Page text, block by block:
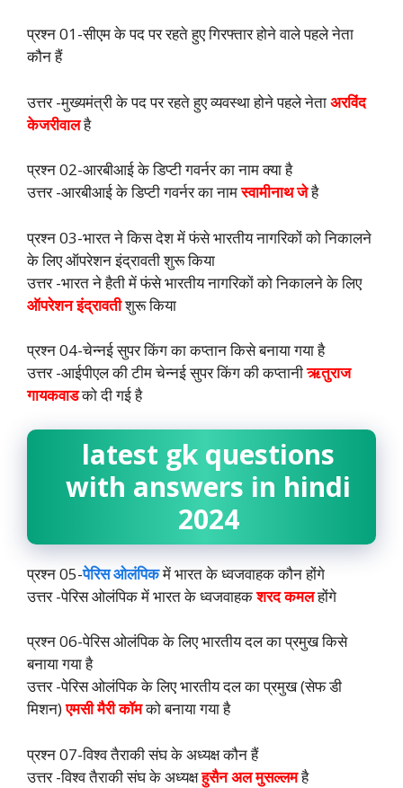
प्रश्न 01-सीएम के पद पर रहते हुए गिरफ्तार होने वाले पहले नेता
कौन हैं
उत्तर -मुख्यमंत्री के पद पर रहते हुए व्यवस्था होने पहले नेताअरविंद
केजरीवालहै
प्रश्न 02-आरबीआई के डिप्टी गवर्नर का नाम क्या है
उत्तर -आरबीआई के डिप्टी गवर्नर का नामस्वामीनाथ जेहै
प्रश्न 03-भारत ने किस देश में फंसे भारतीय नागरिकों को निकालने
के लिए ऑपरेशन इंद्रावती शुरू किया
उत्तर -भारत ने हैती में फंसे भारतीय नागरिकों को निकालने के लिए
ऑपरेशन इंद्रावतीशुरू किया
प्रश्न 04-चेन्नई सुपर किंग का कप्तान किसे बनाया गया है
उत्तर -आईपीएल की टीम चेन्नई सुपर किंग की कप्तानीऋतुराज
गायकवाडको दी गई है
latest gk questions
with answers in hindi
2024
प्रश्न 05-पेरिस ओलंपिकमें भारत के ध्वजवाहक कौन होंगे
उत्तर -पेरिस ओलंपिक में भारत के ध्वजवाहकशरद कमलहोंगे
प्रश्न 06-पेरिस ओलंपिक के लिए भारतीय दल का प्रमुख किसे
बनाया गया है
उत्तर -पेरिस ओलंपिक के लिए भारतीय दल का प्रमुख (सेफ डी
मिशन)एमसी मैरी कॉमको बनाया गया है
प्रश्न 07-विश्व तैराकी संघ के अध्यक्ष कौन हैं
उत्तर -विश्व तैराकी संघ के अध्यक्षहुसैन अल मुसल्लमहै